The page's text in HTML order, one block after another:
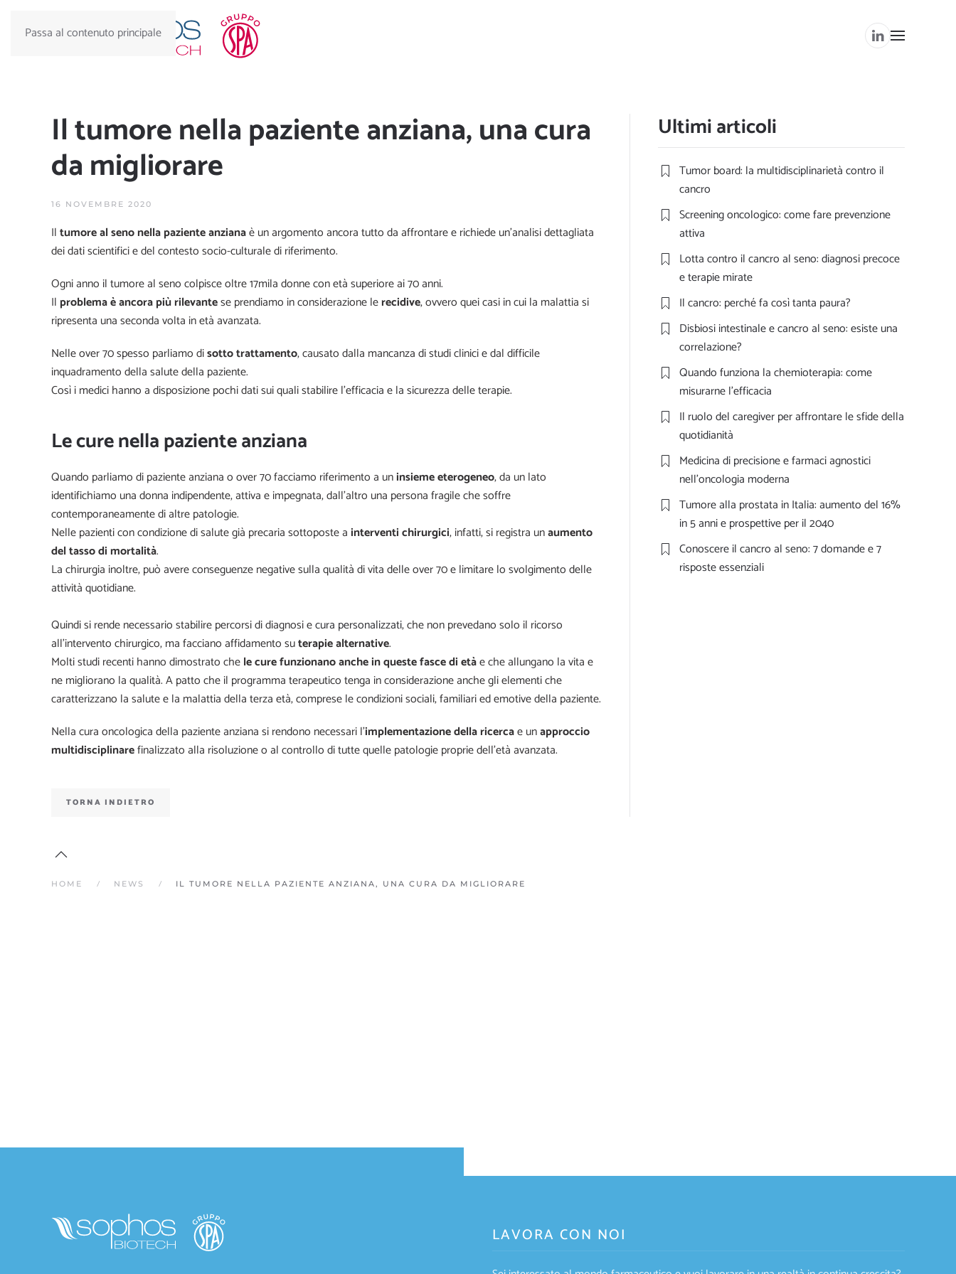
Passa al contenuto principale
Il tumore nella paziente anziana, una cura
da migliorare
16 NOVEMBRE 2020
Iltumore al seno nella paziente anzianaè un argomento ancora tutto da affrontare e richiede un’analisi dettagliata
dei dati scientifici e del contesto socio-culturale di riferimento.
Ogni anno il tumore al seno colpisce oltre 17mila donne con età superiore ai 70 anni.
Il problema è ancora più rilevantese prendiamo in considerazione lerecidive, ovvero quei casi in cui la malattia si
ripresenta una seconda volta in età avanzata.
Nelle over 70 spesso parliamo disotto trattamento, causato dalla mancanza di studi clinici e dal difficile
inquadramento della salute della paziente.
Così i medici hanno a disposizione pochi dati sui quali stabilire l’efficacia e la sicurezza delle terapie.
Le cure nella paziente anziana
Quando parliamo di paziente anziana o over 70 facciamo riferimento a uninsieme eterogeneo, da un lato
identifichiamo una donna indipendente, attiva e impegnata, dall’altro una persona fragile che soffre
contemporaneamente di altre patologie.
Nelle pazienti con condizione di salute già precaria sottoposte ainterventi chirurgici, infatti, si registra unaumento
del tasso di mortalità.
La chirurgia inoltre, può avere conseguenze negative sulla qualità di vita delle over 70 e limitare lo svolgimento delle
attività quotidiane.
Quindi si rende necessario stabilire percorsi di diagnosi ecura personalizzati, che non prevedano solo il ricorso
all’intervento chirurgico, ma facciano affidamento suterapie alternative.
Molti studi recenti hanno dimostrato chele cure funzionano anche in queste fasce di etàe che allungano la vita e
ne migliorano la qualità. A patto che il programma terapeutico tenga in considerazione anche gli elementi che
caratterizzano la salute e la malattia della terza età, comprese le condizioni sociali, familiari ed emotive della paziente.
Nella cura oncologica della paziente anziana si rendono necessari l’implementazione della ricercae unapproccio
multidisciplinarefinalizzato alla risoluzione o al controllo di tutte quelle patologie proprie dell’età avanzata.
TORNA INDIETRO
Ultimi articoli
Tumor board: la multidisciplinarietà contro il
cancro
Screening oncologico: come fare prevenzione
attiva
Lotta contro il cancro al seno: diagnosi precoce
e terapie mirate
Il cancro: perché fa così tanta paura?
Disbiosi intestinale e cancro al seno: esiste una
correlazione?
Quando funziona la chemioterapia: come
misurarne l’efficacia
Il ruolo del caregiver per affrontare le sfide della
quotidianità
Medicina di precisione e farmaci agnostici
nell’oncologia moderna
Tumore alla prostata in Italia: aumento del 16%
in 5 anni e prospettive per il 2040
Conoscere il cancro al seno: 7 domande e 7
risposte essenziali
HOME NEWS IL TUMORE NELLA PAZIENTE ANZIANA, UNA CURA DA MIGLIORARE
LAVORA CON NOI